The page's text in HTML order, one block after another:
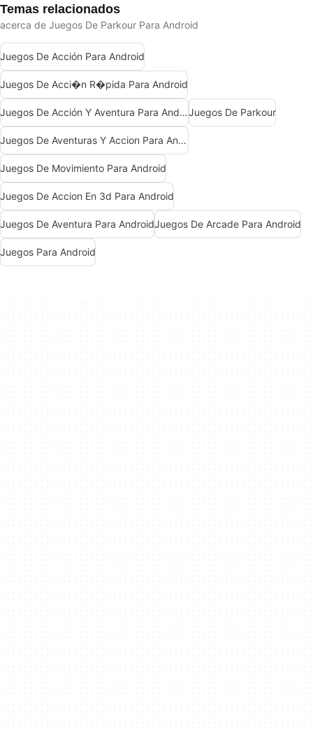
Temas relacionados
acerca de Juegos De Parkour Para Android
Juegos De Acción Para Android
Juegos De Acci�n R�pida Para Android
Juegos De Acción Y Aventura Para AndroidJuegos De Parkour
Juegos De Aventuras Y Accion Para Android
Juegos De Movimiento Para Android
Juegos De Accion En 3d Para Android
Juegos De Aventura Para AndroidJuegos De Arcade Para Android
Juegos Para Android